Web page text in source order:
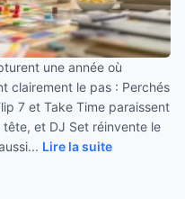
une année où
clairement le pas : Perchés
7 et Take Time paraissent
et DJ Set réinvente le
Lire la suite